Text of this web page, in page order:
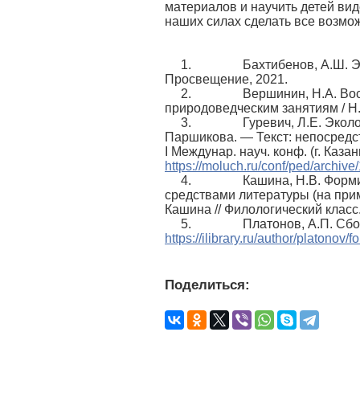
материалов и научить детей
наших силах сделать все
1. Бахтибенов, А.Ш.
Просвещение, 2021.
2. Вершинин, Н.А.
природоведческим занятиям /
3. Гуревич, Л.Е. Экология
Паршикова. — Текст:
I Междунар. науч. конф. (г.
https://moluch.ru/conf/ped/
4. Кашина, Н.В.
средствами литературы (на
Кашина // Филологический
5. Платонов, А.П. Сборник
https://ilibrary.ru/author/platonov/
Поделиться: